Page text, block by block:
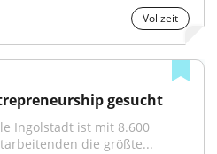
Vollzeit
gesucht
Ingolstadt ist mit 8.600
die größte...